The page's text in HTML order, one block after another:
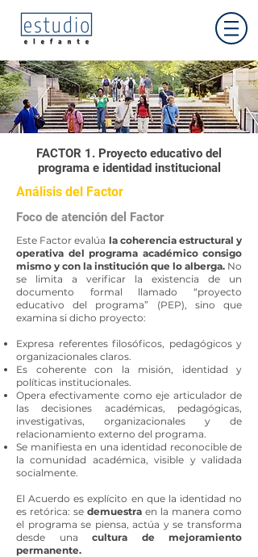
FACTOR 1. Proyecto educativo del
programa e identidad institucional
Análisis del Factor
Foco de atención del Factor
Este Factor evalúa la coherencia estructural y
operativa del programa académico consigo
mismo y con la institución que lo alberga. No
se limita a verificar la existencia de un
documento formal llamado “proyecto
educativo del programa” (PEP), sino que
examina si dicho proyecto:
Expresa referentes filosóficos, pedagógicos y
organizacionales claros.
Es coherente con la misión, identidad y
políticas institucionales.
Opera efectivamente como eje articulador de
las decisiones académicas, pedagógicas,
investigativas, organizacionales y de
relacionamiento externo del programa.
Se manifiesta en una identidad reconocible de
la comunidad académica, visible y validada
socialmente.
El Acuerdo es explícito en que la identidad no
es retórica: se demuestra en la manera como
el programa se piensa, actúa y se transforma
desde una cultura de mejoramiento
permanente.